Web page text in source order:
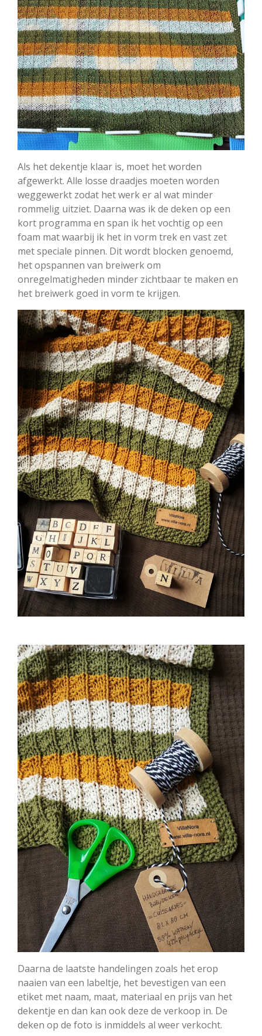
Als het dekentje klaar is, moet het worden
afgewerkt. Alle losse draadjes moeten worden
weggewerkt zodat het werk er al wat minder
rommelig uitziet. Daarna was ik de deken op een
kort programma en span ik het vochtig op een
foam mat waarbij ik het in vorm trek en vast zet
met speciale pinnen. Dit wordt blocken genoemd,
het opspannen van breiwerk om
onregelmatigheden minder zichtbaar te maken en
het breiwerk goed in vorm te krijgen.
Daarna de laatste handelingen zoals het erop
naaien van een labeltje, het bevestigen van een
etiket met naam, maat, materiaal en prijs van het
dekentje en dan kan ook deze de verkoop in. De
deken op de foto is inmiddels al weer verkocht.